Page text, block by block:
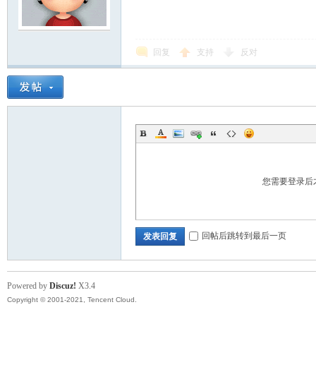
回复 支持 反对
您需要登录
发表回复 回帖后跳转到最后一页
Powered by Discuz! X3.4
Copyright © 2001-2021, Tencent Cloud.